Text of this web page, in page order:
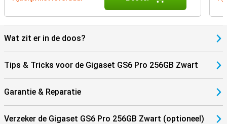
Wat zit er in de doos?
Tips & Tricks voor de Gigaset GS6 Pro 256GB Zwart
Garantie & Reparatie
Verzeker de Gigaset GS6 Pro 256GB Zwart (optioneel)